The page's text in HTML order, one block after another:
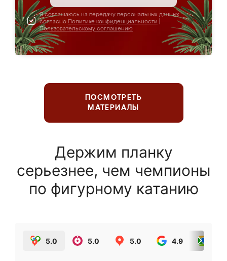
Я соглашаюсь на передачу персональных данных
согласно Политике конфиденциальности
Пользовательскому соглашению
ПОСМОТРЕТЬ
МАТЕРИАЛЫ
Держим планку
серьезнее, чем чемпионы
по фигурному катанию
5.0 5.0 5.0 4.9